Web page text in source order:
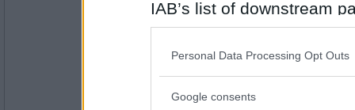
IAB’s list of downstream
also be disclosed by us
Downstream Participants
Please note that this
Personal Data Processing Opt Outs
Google consents
travmys